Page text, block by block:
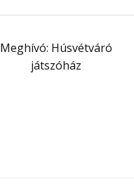
Meghívó: Húsvétváró
játszóház